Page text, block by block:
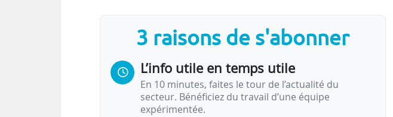
« La hausse du nombre de vœux par candidat observée en
formulés par candidat en moyenne (contre 14,3 l’année
« Pour l’ensemble des terminales, la…
3 raisons de s'abonner
L’info utile en temps utile
En 10 minutes, faites le tour de l’actualité du
secteur. Bénéficiez du travail d’une équipe
expérimentée.